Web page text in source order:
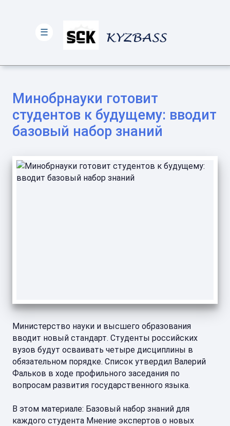
Минобрнауки готовит
студентов к будущему: вводит
базовый набор знаний
Министерство науки и высшего образования
вводит новый стандарт. Студенты российских
вузов будут осваивать четыре дисциплины в
обязательном порядке. Список утвердил Валерий
Фальков в ходе профильного заседания по
вопросам развития государственного языка.
В этом материале: Базовый набор знаний для
каждого студента Мнение экспертов о новых
☰